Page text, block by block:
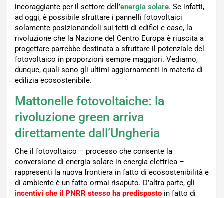
incoraggiante per il settore dell’energia solare. Se infatti,
ad oggi, è possibile sfruttare i pannelli fotovoltaici
solamente posizionandoli sui tetti di edifici e case, la
rivoluzione che la Nazione del Centro Europa è riuscita a
progettare parrebbe destinata a sfruttare il potenziale del
fotovoltaico in proporzioni sempre maggiori. Vediamo,
dunque, quali sono gli ultimi aggiornamenti in materia di
edilizia ecosostenibile.
Mattonelle fotovoltaiche: la
rivoluzione green arriva
direttamente dall’Ungheria
Che il fotovoltaico – processo che consente la
conversione di energia solare in energia elettrica –
rappresenti la nuova frontiera in fatto di ecosostenibilità e
di ambiente è un fatto ormai risaputo. D’altra parte, gli
incentivi che il PNRR stesso ha predisposto in fatto di